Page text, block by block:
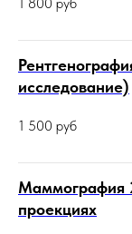
исследование)
1 500 руб
Маммография
проекциях